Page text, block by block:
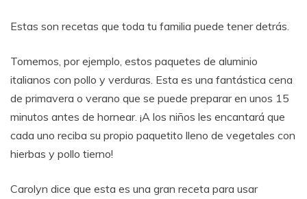
Estas son recetas que toda tu familia puede tener detrás.
Tomemos, por ejemplo, estos paquetes de aluminio
italianos con pollo y verduras. Esta es una fantástica cena
de primavera o verano que se puede preparar en unos 15
minutos antes de hornear. ¡A los niños les encantará que
cada uno reciba su propio paquetito lleno de vegetales con
hierbas y pollo tierno!
Carolyn dice que esta es una gran receta para usar